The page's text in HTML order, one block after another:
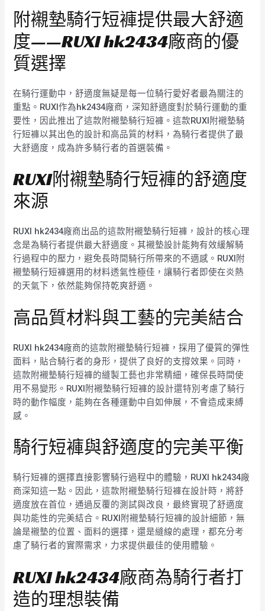
附襯墊騎行短褲提供最大舒適
度——RUXI hk2434廠商的優
質選擇
在騎行運動中，舒適度無疑是每一位騎行愛好者最為關注的
重點。RUXI作為hk2434廠商，深知舒適度對於騎行運動的重
要性，因此推出了這款附襯墊騎行短褲。這款RUXI附襯墊騎
行短褲以其出色的設計和高品質的材料，為騎行者提供了最
大舒適度，成為許多騎行者的首選裝備。
RUXI附襯墊騎行短褲的舒適度
來源
RUXI hk2434廠商出品的這款附襯墊騎行短褲，設計的核心理
念是為騎行者提供最大舒適度。其襯墊設計能夠有效緩解騎
行過程中的壓力，避免長時間騎行所帶來的不適感。RUXI附
襯墊騎行短褲選用的材料透氣性極佳，讓騎行者即使在炎熱
的天氣下，依然能夠保持乾爽舒適。
高品質材料與工藝的完美結合
RUXI hk2434廠商的這款附襯墊騎行短褲，採用了優質的彈性
面料，貼合騎行者的身形，提供了良好的支撐效果。同時，
這款附襯墊騎行短褲的縫製工藝也非常精細，確保長時間使
用不易變形。RUXI附襯墊騎行短褲的設計還特別考慮了騎行
時的動作幅度，能夠在各種運動中自如伸展，不會造成束縛
感。
騎行短褲與舒適度的完美平衡
騎行短褲的選擇直接影響騎行過程中的體驗，RUXI hk2434廠
商深知這一點。因此，這款附襯墊騎行短褲在設計時，將舒
適度放在首位，通過反覆的測試與改良，最終實現了舒適度
與功能性的完美結合。RUXI附襯墊騎行短褲的設計細節，無
論是襯墊的位置、面料的選擇，還是縫線的處理，都充分考
慮了騎行者的實際需求，力求提供最佳的使用體驗。
RUXI hk2434廠商為騎行者打
造的理想裝備